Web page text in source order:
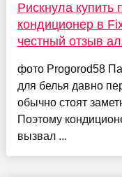
Рискнула
кондиционер в
честный отзыв
фото Progorod58
для белья давно
обычно стоят
Поэтому
вызвал ...